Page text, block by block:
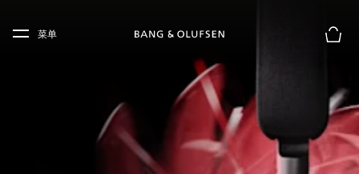
Skip to main footer
菜单